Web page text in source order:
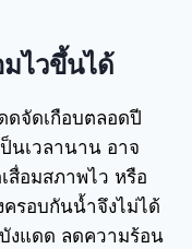
ไวขึ้นได้
ดจัดเกือบตลอดปี
นเวลานาน อาจ
สื่อมสภาพไว หรือ
รอบกันน้ำจึงไม่ได้
งแดด ลดความร้อน